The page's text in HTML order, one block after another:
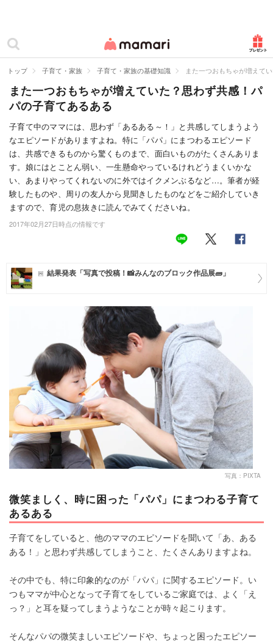
ママリ
カテゴリー一覧
妊娠
出産
赤ちゃん・育児
子育て・家族
病院
住まい
トレンド・イベント
トップ 子育て・家族 子育て・家族の基礎知識 また一つおもちゃが増えて
また一つおもちゃが増えていた？思わず共感！パ
パの子育てあるある
子育て中のママには、思わず「あるある～！」と共感してしまうよう
なエピソードがありますよね。特に「パパ」にまつわるエピソード
は、共感できるものから驚くものまで、面白いものがたくさんありま
す。娘にはとことん弱い、一生懸命やっているけれどうまくいかな
い、あまりやってくれないのに外ではイクメンぶるなど…。筆者が経
験したものや、周りの友人から見聞きしたものなどをご紹介していき
ますので、育児の息抜きに読んでみてくださいね。
2017年02月27日時点の情報です
結果発表「写真で投稿！📸みんなのブロック作品展🧱」
写真：PIXTA
微笑ましく、時に困った「パパ」にまつわる子育て
あるある
子育てをしていると、他のママのエピソードを聞いて「あ、ある
ある！」と思わず共感してしまうこと、たくさんありますよね。
その中でも、特に印象的なのが「パパ」に関するエピソード。い
つもママが中心となって子育てをしているご家庭では、よく「え
っ？」と耳を疑ってしまうようなことが時々起こります。
そんなパパの微笑ましいエピソードや、ちょっと困ったエピソー